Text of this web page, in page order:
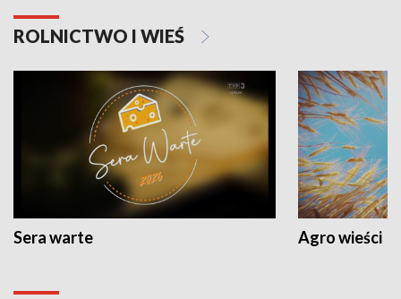
ROLNICTWO I WIEŚ
Sera warte Agro wieści